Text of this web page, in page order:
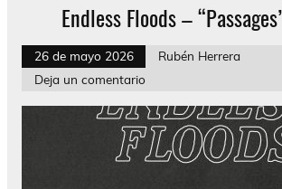
Endless Floods –
26 de mayo 2026
Rubén Herrera
Deja un comentario